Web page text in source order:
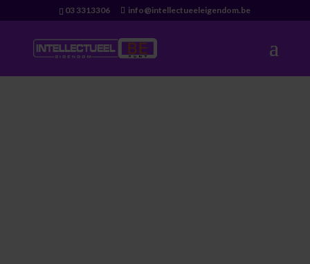
03 3313306 info@intellectueeleigendom.be